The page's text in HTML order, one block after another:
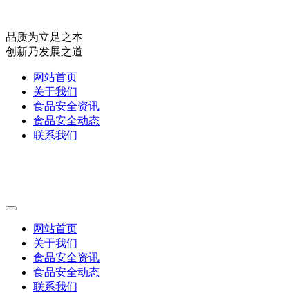
品质为立足之本
创新乃发展之道
网站首页
关于我们
食品安全资讯
食品安全动态
联系我们
网站首页
关于我们
食品安全资讯
食品安全动态
联系我们